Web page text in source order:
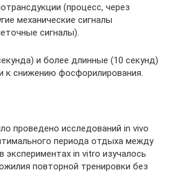
(процесс, через
механические сигналы
сигналы).
и более длинные (10 секунд)
к снижению фосфорилирования.
проведено исследований in vivo
периода отдыха между
экспериментах in vitro изучалось
повторной тренировки без